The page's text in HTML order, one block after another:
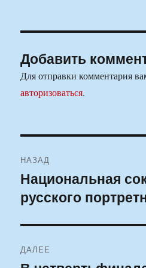
Добавить
Для отправки комментария
авторизоваться.
по
записям
НАЗАД
Предыдущая
запись:
Национальная
русского
ДАЛЕЕ